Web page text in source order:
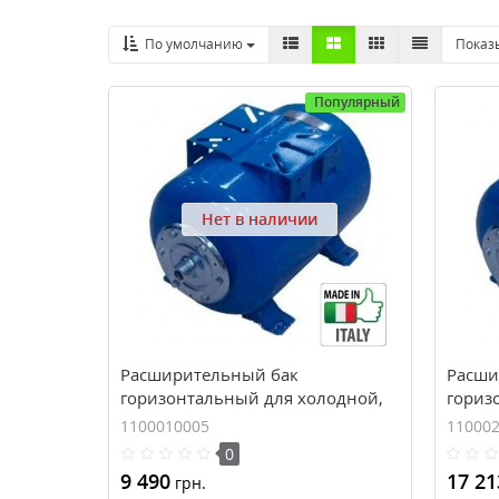
По умолчанию
Популярный
Нет в наличии
Расширительный бак
горизонтальный для холодной,
горячей воды и насосов ZILMET
ULTRA-PRO 100H (100 л, 10 bar)
1100010005
0
9 490 грн. 17